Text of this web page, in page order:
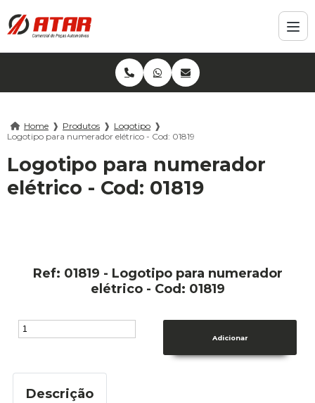
Home ❱ Produtos ❱ Logotipo ❱
Logotipo para numerador elétrico - Cod: 01819
Logotipo para numerador
elétrico - Cod: 01819
Ref: 01819 - Logotipo para numerador
elétrico - Cod: 01819
Descrição